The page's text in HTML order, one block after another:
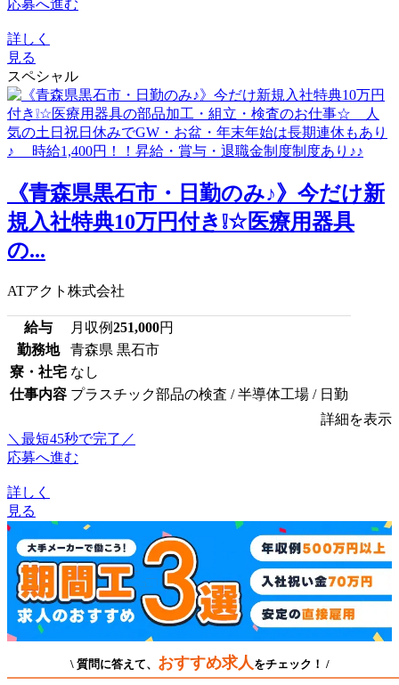
応募へ進む
詳しく
見る
スペシャル
《青森県黒石市・日勤のみ♪》今だけ新
規入社特典10万円付き❕☆医療用器具
の...
ATアクト株式会社
給与 月収例251,000円
勤務地
青森県 黒石市
寮・社宅 なし
仕事内容 プラスチック部品の検査 / 半導体工場 / 日勤
詳細を表示
＼最短45秒で完了／
応募へ進む
詳しく
見る
\ 質問に答えて、 おすすめ求人 をチェック！ /